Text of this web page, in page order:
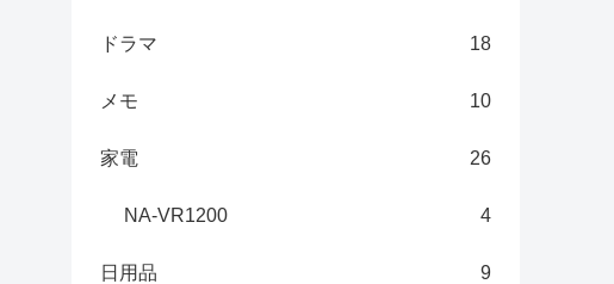
ドラマ 18
メモ 10
家電 26
NA-VR1200 4
日用品 9